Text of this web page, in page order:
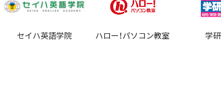
セイハ英語学院 ハロー！パソコン教室 学